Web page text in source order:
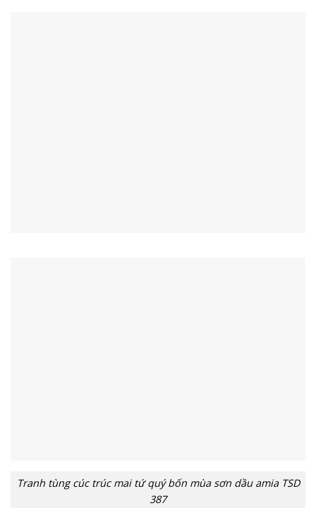
Tranh tùng cúc trúc mai tứ quý bốn mùa sơn dầu amia TSD
387